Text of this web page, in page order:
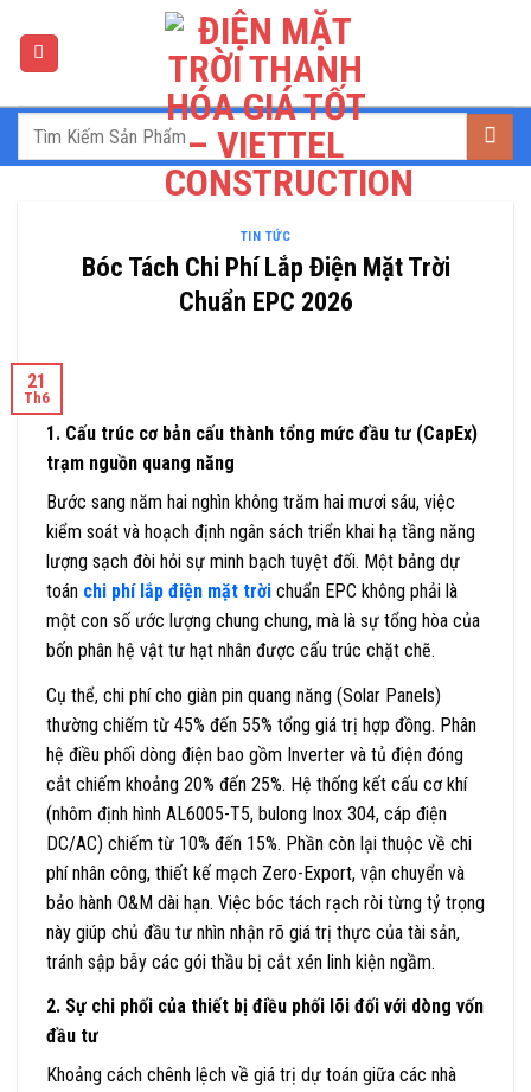
content
TIN TỨC
Bóc Tách Chi Phí Lắp Điện Mặt Trời
Chuẩn EPC 2026
21
Th6
1. Cấu trúc cơ bản cấu thành tổng mức đầu tư (CapEx)
trạm nguồn quang năng
Bước sang năm hai nghìn không trăm hai mươi sáu, việc
kiểm soát và hoạch định ngân sách triển khai hạ tầng năng
lượng sạch đòi hỏi sự minh bạch tuyệt đối. Một bảng dự
toán chi phí lắp điện mặt trời chuẩn EPC không phải là
một con số ước lượng chung chung, mà là sự tổng hòa của
bốn phân hệ vật tư hạt nhân được cấu trúc chặt chẽ.
Cụ thể, chi phí cho giàn pin quang năng (Solar Panels)
thường chiếm từ 45% đến 55% tổng giá trị hợp đồng. Phân
hệ điều phối dòng điện bao gồm Inverter và tủ điện đóng
cắt chiếm khoảng 20% đến 25%. Hệ thống kết cấu cơ khí
(nhôm định hình AL6005-T5, bulong Inox 304, cáp điện
DC/AC) chiếm từ 10% đến 15%. Phần còn lại thuộc về chi
phí nhân công, thiết kế mạch Zero-Export, vận chuyển và
bảo hành O&M dài hạn. Việc bóc tách rạch ròi từng tỷ trọng
này giúp chủ đầu tư nhìn nhận rõ giá trị thực của tài sản,
tránh sập bẫy các gói thầu bị cắt xén linh kiện ngầm.
2. Sự chi phối của thiết bị điều phối lõi đối với dòng vốn
đầu tư
Khoảng cách chênh lệch về giá trị dự toán giữa các nhà